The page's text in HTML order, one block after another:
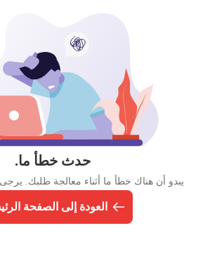
حدث خطأ ما.
يبدو أن هناك خطأ ما أثناء معالجة طلبك.
العودة إلى الصفحة